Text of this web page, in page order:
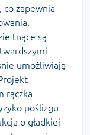
zapewnia
tnące są
umożliwiają
rączka
poślizgu
o gładkiej